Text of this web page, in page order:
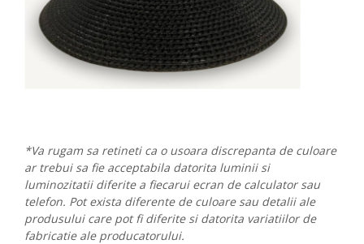
*Va rugam sa retineti ca o usoara discrepanta de culoare
ar trebui sa fie acceptabila datorita luminii si
luminozitatii diferite a fiecarui ecran de calculator sau
telefon. Pot exista diferente de culoare sau detalii ale
produsului care pot fi diferite si datorita variatiilor de
fabricatie ale producatorului.